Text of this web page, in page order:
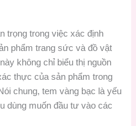
trọng trong việc xác định
phẩm trang sức và đồ vật
không chỉ biểu thị nguồn
thực của sản phẩm trong
chung, tem vàng bạc là yếu
dùng muốn đầu tư vào các